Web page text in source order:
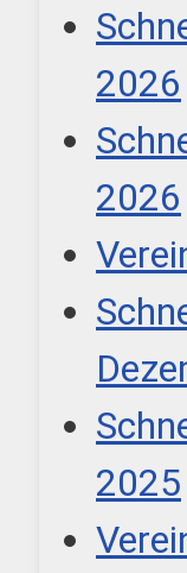
2026
2026
2025